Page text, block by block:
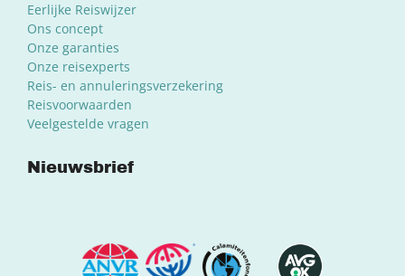
Eerlijke Reiswijzer
Ons concept
Onze garanties
Onze reisexperts
Reis- en annuleringsverzekering
Reisvoorwaarden
Veelgestelde vragen
Nieuwsbrief